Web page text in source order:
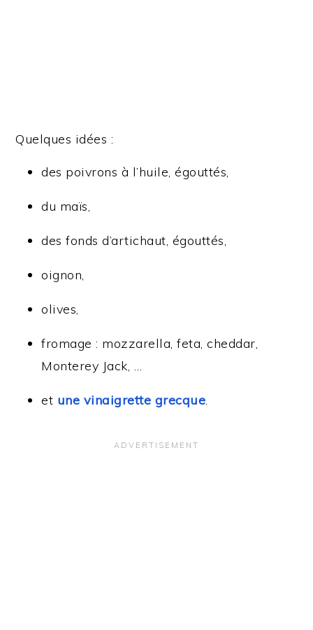
Quelques idées :
des poivrons à l’huile, égouttés,
du maïs,
des fonds d’artichaut, égouttés,
oignon,
olives,
fromage : mozzarella, feta, cheddar,
Monterey Jack, …
et une vinaigrette grecque.